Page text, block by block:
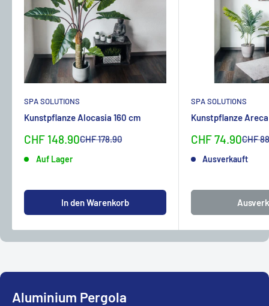
SPA SOLUTIONS
Kunstpflanze Alocasia 160 cm
Sonderpreis
CHF 148.90Normalpreis
CHF 178.90
Auf Lager
In den Warenkorb
SPA SOLUTIONS
Kunstpflanze Areca
Sonderpreis
CHF 74.90CHF
Ausverkauft
Aluminium Pergola